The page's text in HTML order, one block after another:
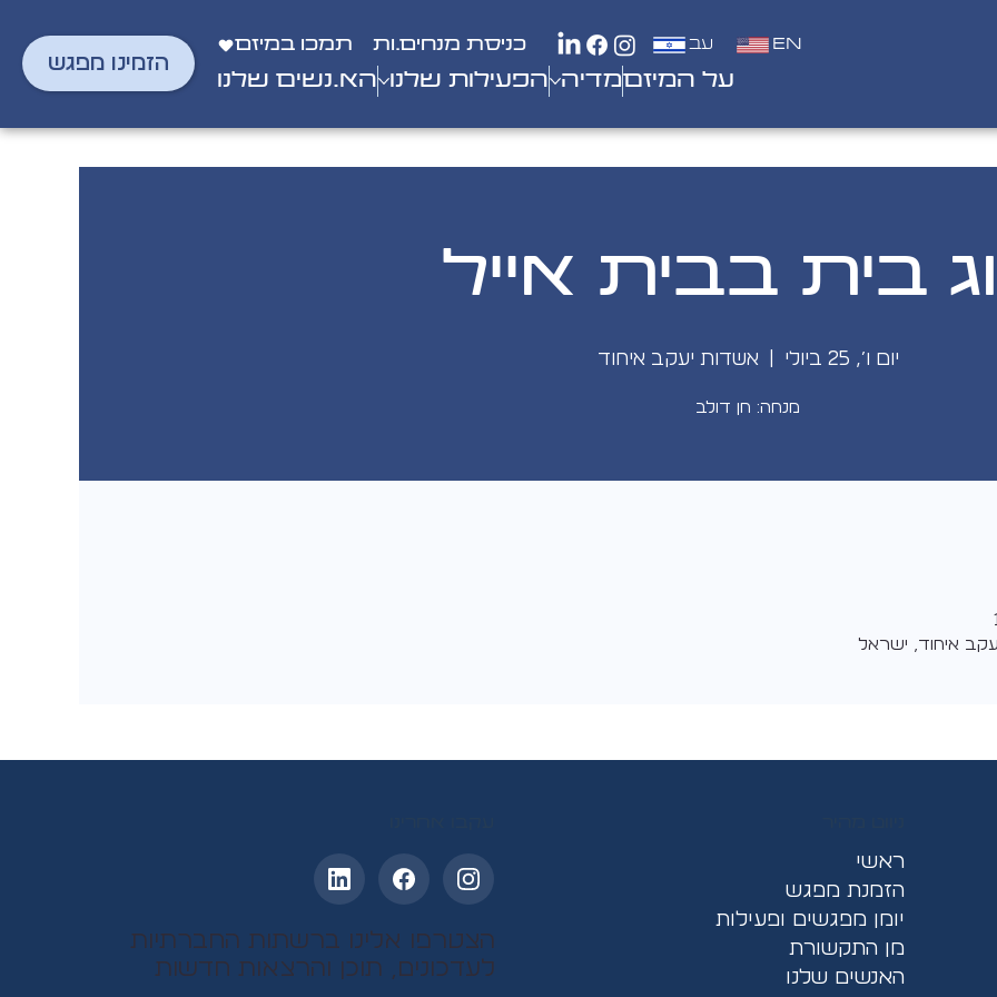
הזמינו מפגש
עב EN כניסת מנחים.ות תמכו במיזם
על המיזםמדיה הפעילות שלנו הא.נשים שלנו
בית בבית אייל
יום ו׳, 25 ביולי
  |
אשדות יעקב איחוד
מנחה: חן דולב
איחוד, ישראל
ראשי
הזמנת מפגש
יומן מפגשים ופעילות
מן התקשורת
האנשים שלנו
הצטרפו אלינו ברשתות החברתיות
לעדכונים, תוכן והרצאות חדשות